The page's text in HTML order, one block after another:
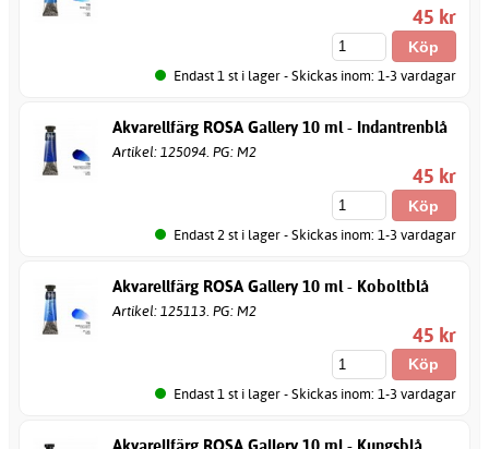
45 kr
Endast 1 st i lager - Skickas inom: 1-3 vardagar
Akvarellfärg ROSA Gallery 10 ml - Indantrenblå
Artikel: 125094. PG: M2
45 kr
Endast 2 st i lager - Skickas inom: 1-3 vardagar
Akvarellfärg ROSA Gallery 10 ml - Koboltblå
Artikel: 125113. PG: M2
45 kr
Endast 1 st i lager - Skickas inom: 1-3 vardagar